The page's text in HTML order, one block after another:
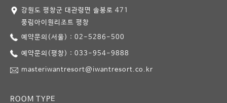
강원도 평창군 대관령면 솔봉로 471
풍림아이원리조트 평창
예약문의(서울) : 02-5286-500
예약문의(평창) : 033-954-9888
masteriwantresort@iwantresort.co.kr
ROOM TYPE